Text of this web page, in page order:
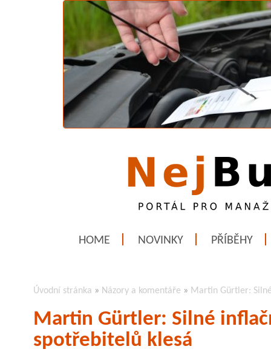
HOME NOVINKY PŘÍBĚHY
Úvodní stránka » Názory a komentáře » Martin Gürtler:
Martin Gürtler: Silné
spotřebitelů klesá